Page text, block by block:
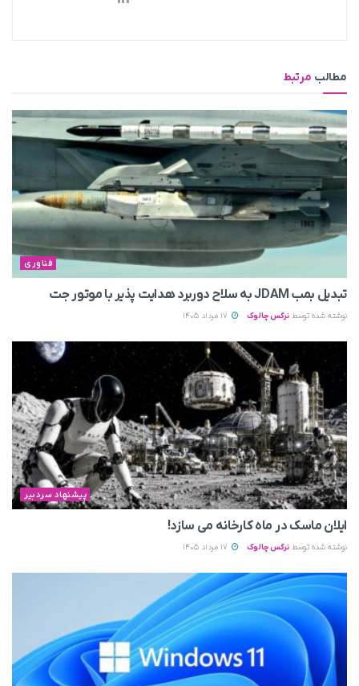
مطالب مرتبط
فناوری
تبدیل بمب JDAM به سلاح دوربرد هدایت پذیر با موتور جت
نوشته شده توسط نرگس چالوک
پیشنهاد سردبیر
ایلان ماسک در ماه کارخانه می سازد!
نوشته شده توسط نرگس چالوک